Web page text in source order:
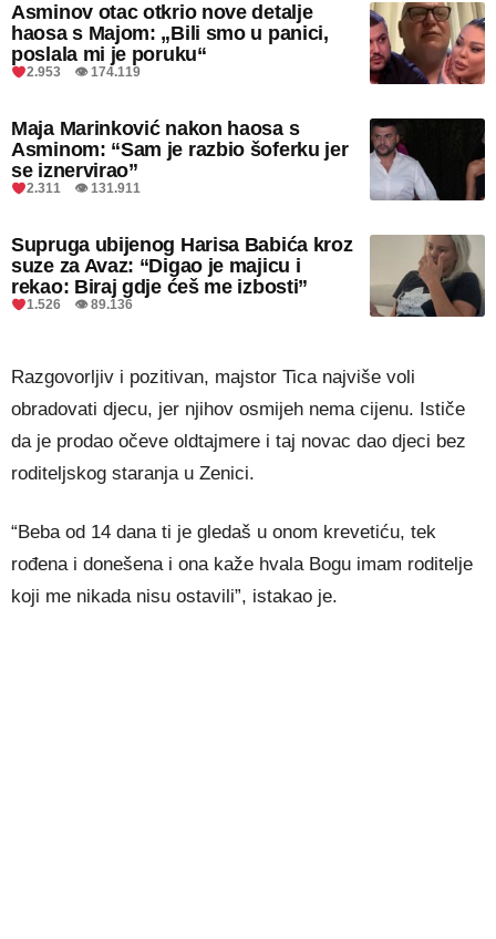
Asminov otac otkrio nove detalje
haosa s Majom: „Bili smo u panici,
poslala mi je poruku“
2.953 👁 174.119
Maja Marinković nakon haosa s
Asminom: “Sam je razbio šoferku jer
se iznervirao”
2.311 👁 131.911
Supruga ubijenog Harisa Babića kroz
suze za Avaz: “Digao je majicu i
rekao: Biraj gdje ćeš me izbosti”
1.526 👁 89.136
Razgovorljiv i pozitivan, majstor Tica najviše voli
obradovati djecu, jer njihov osmijeh nema cijenu. Ističe
da je prodao očeve oldtajmere i taj novac dao djeci bez
roditeljskog staranja u Zenici.
“Beba od 14 dana ti je gledaš u onom krevetiću, tek
rođena i donešena i ona kaže hvala Bogu imam roditelje
koji me nikada nisu ostavili”, istakao je.